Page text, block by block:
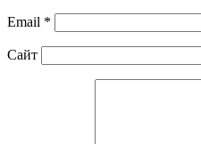
Email *
Сайт